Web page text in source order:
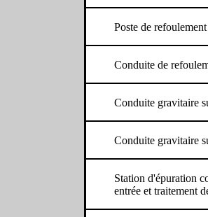
Poste de
Conduite de
Conduite gravitaire
Conduite gravitaire
Station d'épuration
entrée et traitement